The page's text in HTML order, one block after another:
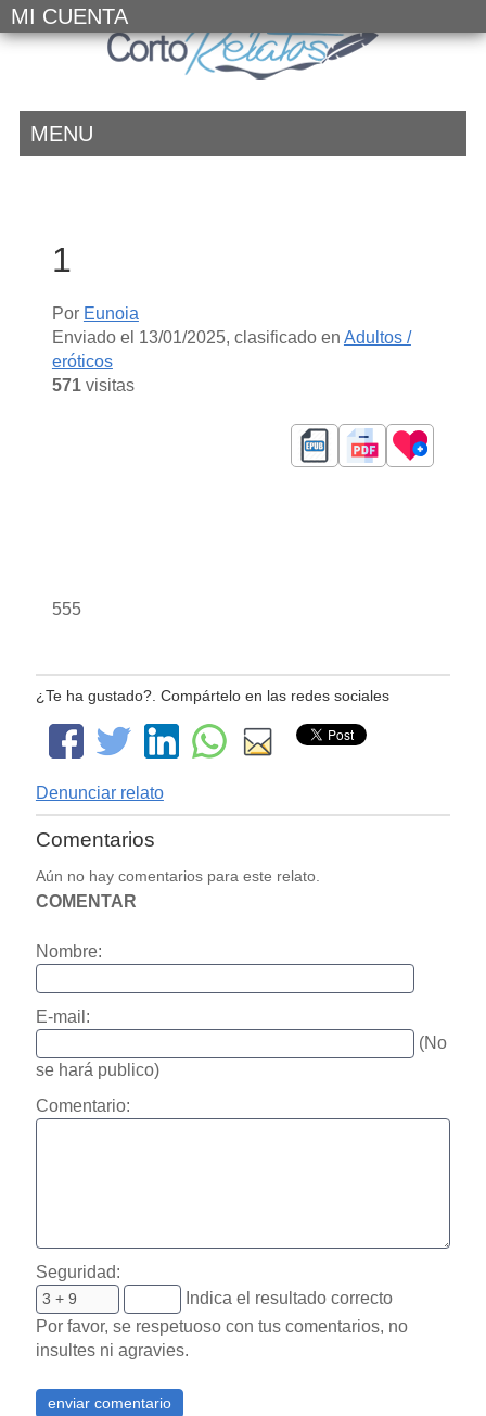
MI CUENTA
MENU
1
Por Eunoia
Enviado el 13/01/2025, clasificado en Adultos /
eróticos
571visitas
555
¿Te ha gustado?. Compártelo en las redes sociales
Denunciar relato
Comentarios
Aún no hay comentarios para este relato.
COMENTAR
Nombre:
E-mail:
(No
se hará publico)
Comentario:
Seguridad:
Indica el resultado correcto
Por favor, se respetuoso con tus comentarios, no
insultes ni agravies.